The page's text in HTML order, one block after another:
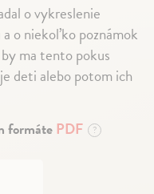
o vykreslenie
o niekoľko poznámok
ma tento pokus
deti alebo potom ich
formátePDF ?